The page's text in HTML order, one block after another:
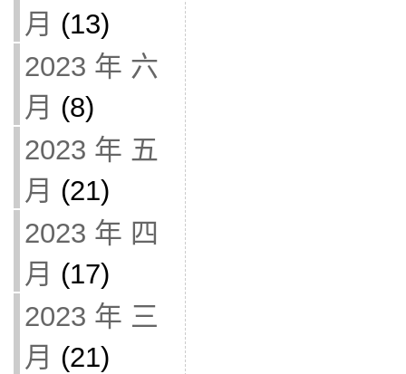
月 (13)
2023 年 六
月 (8)
2023 年 五
月 (21)
2023 年 四
月 (17)
2023 年 三
月 (21)